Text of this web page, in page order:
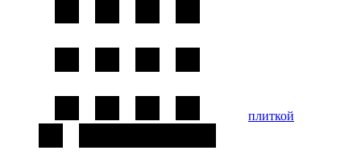
плиткой